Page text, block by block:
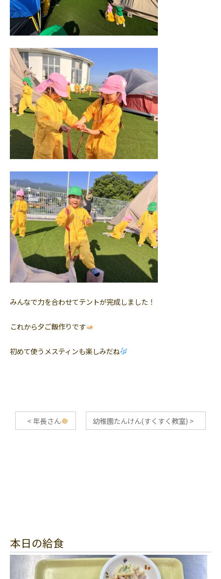
みんなで力を合わせてテントが完成しました！
これから夕ご飯作りです
初めて使うメスティンも楽しみだね
< 年長さん 幼稚園たんけん(すくすく教室) >
本日の給食